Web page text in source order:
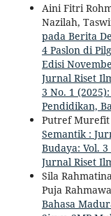
Aini Fitri
Nazilah,
pada Berita
4 Paslon di
Edisi
Jurnal Riset
3 No. 1
Pendidikan,
Putref Murefit
Semantik :
Budaya: Vol.
Jurnal Riset
Sila
Puja
Bahasa